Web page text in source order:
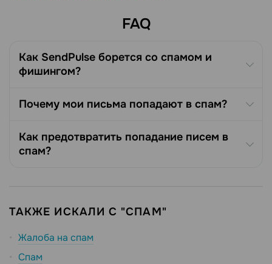
FAQ
Как SendPulse борется со спамом и
фишингом?
Почему мои письма попадают в спам?
Как предотвратить попадание писем в
спам?
ТАКЖЕ ИСКАЛИ С "СПАМ"
Жалоба на спам
Спам